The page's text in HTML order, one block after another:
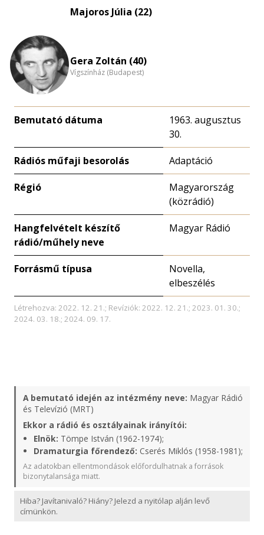
Majoros Júlia (22)
Gera Zoltán (40)
Vígszínház (Budapest)
Bemutató dátuma
1963. augusztus
30.
Rádiós műfaji besorolás Adaptáció
Régió
Magyarország
(közrádió)
Hangfelvételt készítő
rádió/műhely neve
Magyar Rádió
Forrásmű típusa
Novella,
elbeszélés
Létrehozva: 2022. 12. 21.; Revíziók: 2022. 12. 21.; 2023. 01. 30.;
2024. 03. 18.; 2024. 09. 17.
A bemutató idején az intézmény neve: Magyar Rádió
és Televízió (MRT)
Ekkor a rádió és osztályainak irányítói:
Elnök: Tömpe István (1962-1974);
Dramaturgia főrendező: Cserés Miklós (1958-1981);
Az adatokban ellentmondások előfordulhatnak a források
bizonytalansága miatt.
Hiba? Javítanivaló? Hiány? Jelezd a nyitólap alján levő
címünkön.